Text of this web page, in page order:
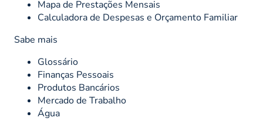
Mapa de Prestações Mensais
Calculadora de Despesas e Orçamento Familiar
Sabe mais
Glossário
Finanças Pessoais
Produtos Bancários
Mercado de Trabalho
Água